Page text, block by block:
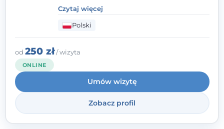
szkolenia na psychoterapeutę
systemowego. Posiadam status członka
nadzwyczajnego Wielkopolskiego
TowarzystwaTerapii Systemowejoraz
należę do Polskiego Towarzystwa
pierwszym miejscu stawiam budowanie
atmosfery bezpieczeństwa i zrozumienia w
relacjach z Klientami. Istotna dla nie jest
również koncentracja na dostępnych
zasobach.
Czytaj więcej
Polski
od 250 zł/ wizyta
ONLINE
Umów wizytę
Zobacz profil